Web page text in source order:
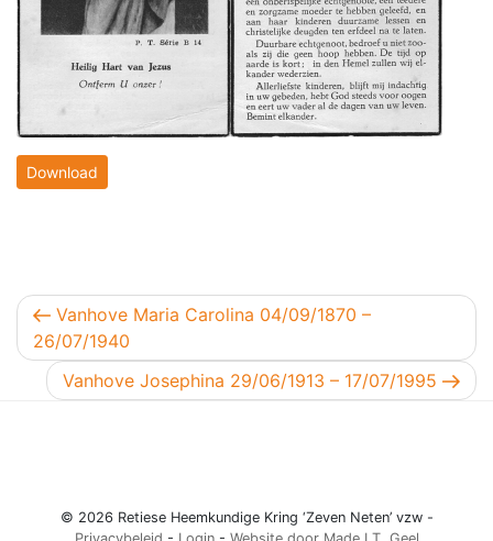
Download
Berichtnavigatie
Vorig bericht
Vanhove Maria Carolina 04/09/1870 –
26/07/1940
Volgend bericht
Vanhove Josephina 29/06/1913 – 17/07/1995
© 2026 Retiese Heemkundige Kring ‘Zeven Neten’ vzw -